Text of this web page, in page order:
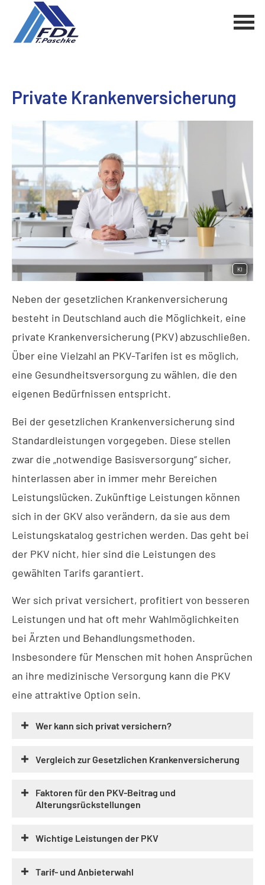
Private Kranken­ver­si­che­rung
KI
Neben der gesetzlichen Kranken­ver­si­che­rung
besteht in Deutschland auch die Möglichkeit, eine
private Kranken­ver­si­che­rung (PKV) abzuschließen.
Über eine Vielzahl an PKV-Tarifen ist es möglich,
eine Gesundheitsversorgung zu wählen, die den
eigenen Bedürfnissen entspricht.
Bei der gesetzlichen Kranken­ver­si­che­rung sind
Standardleistungen vorgegeben. Diese stellen
zwar die „notwendige Basisversorgung“ sicher,
hinterlassen aber in immer mehr Bereichen
Leistungslücken. Zukünftige Leistungen können
sich in der GKV also verändern, da sie aus dem
Leistungskatalog gestrichen werden. Das geht bei
der PKV nicht, hier sind die Leistungen des
gewählten Tarifs garantiert.
Wer sich privat versichert, profitiert von besseren
Leistungen und hat oft mehr Wahlmöglichkeiten
bei Ärzten und Behandlungsmethoden.
Insbesondere für Menschen mit hohen Ansprüchen
an ihre medizinische Versorgung kann die PKV
eine attraktive Option sein.
Wer kann sich privat ver­sichern?
Vergleich zur Gesetzlichen Kranken­ver­si­che­rung
Faktoren für den PKV-Beitrag und
Alterungsrückstellungen
Wichtige Leistungen der PKV
Tarif- und Anbieterwahl